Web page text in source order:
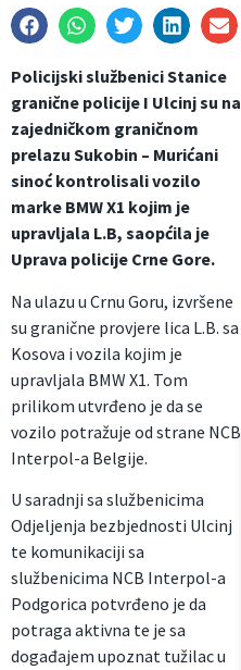
Policijski službenici Stanice
granične policije I Ulcinj su na
zajedničkom graničnom
prelazu Sukobin – Murićani
sinoć kontrolisali vozilo
marke BMW X1 kojim je
upravljala L.B, saopćila je
Uprava policije Crne Gore.
Na ulazu u Crnu Goru, izvršene
su granične provjere lica L.B. sa
Kosova i vozila kojim je
upravljala BMW X1. Tom
prilikom utvrđeno je da se
vozilo potražuje od strane NCB
Interpol-a Belgije.
U saradnji sa službenicima
Odjeljenja bezbjednosti Ulcinj
te komunikaciji sa
službenicima NCB Interpol-a
Podgorica potvrđeno je da
potraga aktivna te je sa
događajem upoznat tužilac u